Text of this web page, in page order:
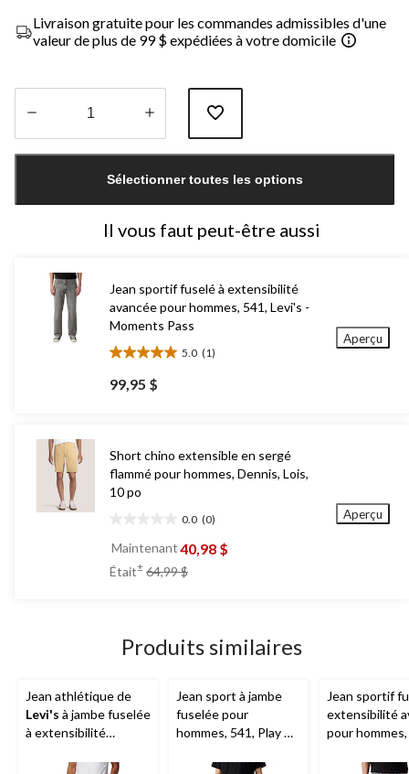
Livraison gratuite pour les commandes admissibles d'une
valeur de plus de 99 $ expédiées à votre domicile
jour
Sélectionner toutes les options
Il vous faut peut-être aussi
Jean sportif fuselé à extensibilité
avancée pour hommes, 541, Levi's -
Moments Pass
5.0 (1)
5.0
étoile(s)
sur
évaluation
99,95 $
Aperçu
Short chino extensible en sergé
flammé pour hommes, Dennis, Lois,
10 po
0.0 (0)
étoile(s)
sur
5.
Maintenant40,98 $
Était± 64,99 $
Aperçu
Produits similaires
Jean athlétique de
Levi's à jambe fuselée
à extensibilité
hommes, 541
Jean sport à jambe
fuselée pour
hommes, 541, Play A
Jean sportif
extensibilité
pour